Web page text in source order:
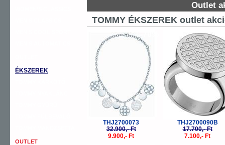
ÉKSZEREK
OUTLET
Outlet
TOMMY ÉKSZEREK outlet
THJ2700073
32.900,- Ft
9.900,- Ft
-
THJ2700090B
17.700,- Ft
7.100,- Ft